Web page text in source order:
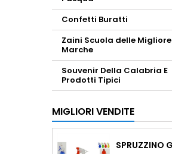
Confetti Buratti
Zaini Scuola delle Migliore
Marche
Souvenir Della Calabria E
Prodotti Tipici
MIGLIORI VENDITE